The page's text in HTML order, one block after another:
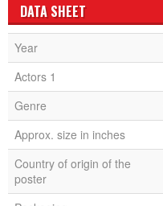
DATA SHEET
Year
Actors 1
Genre
Approx. size in inches
Country of origin of the
poster